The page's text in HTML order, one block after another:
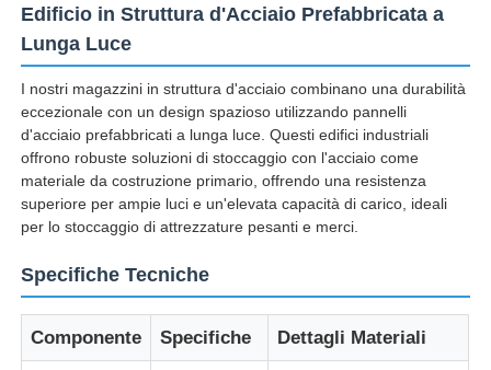
Casa
Prodotti
Chi siamo
Edificio in Struttura d'Acciaio Prefabbricata a
Lunga Luce
I nostri magazzini in struttura d'acciaio combinano una durabilità
eccezionale con un design spazioso utilizzando pannelli
d'acciaio prefabbricati a lunga luce. Questi edifici industriali
offrono robuste soluzioni di stoccaggio con l'acciaio come
materiale da costruzione primario, offrendo una resistenza
superiore per ampie luci e un'elevata capacità di carico, ideali
per lo stoccaggio di attrezzature pesanti e merci.
Specifiche Tecniche
Componente Specifiche Dettagli Materiali